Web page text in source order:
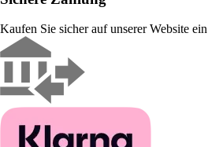
Kaufen Sie sicher auf unserer Website ein